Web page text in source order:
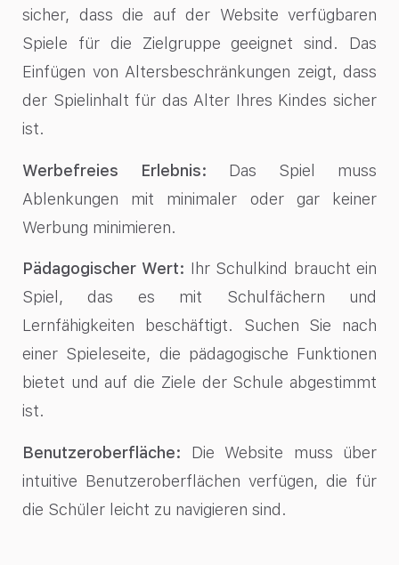
sicher, dass die auf der Website verfügbaren
Spiele für die Zielgruppe geeignet sind. Das
Einfügen von Altersbeschränkungen zeigt, dass
der Spielinhalt für das Alter Ihres Kindes sicher
ist.
Werbefreies Erlebnis: Das Spiel muss
Ablenkungen mit minimaler oder gar keiner
Werbung minimieren.
Pädagogischer Wert: Ihr Schulkind braucht ein
Spiel, das es mit Schulfächern und
Lernfähigkeiten beschäftigt. Suchen Sie nach
einer Spieleseite, die pädagogische Funktionen
bietet und auf die Ziele der Schule abgestimmt
ist.
Benutzeroberfläche: Die Website muss über
intuitive Benutzeroberflächen verfügen, die für
die Schüler leicht zu navigieren sind.